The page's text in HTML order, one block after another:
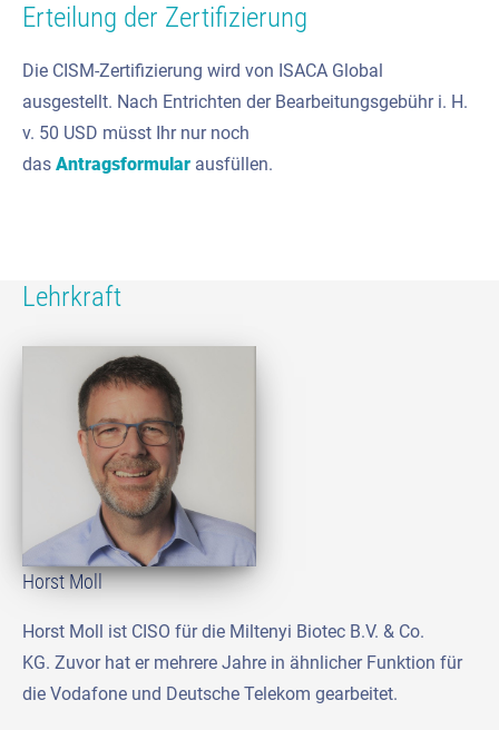
Erteilung der Zertifizierung
Die CISM-Zertifizierung wird von ISACA Global
ausgestellt. Nach Entrichten der Bearbeitungsgebühr i. H.
v. 50 USD müsst Ihr nur noch
das Antragsformular ausfüllen.
Lehrkraft
Horst Moll
Horst Moll ist CISO für die Miltenyi Biotec B.V. & Co.
KG. Zuvor hat er mehrere Jahre in ähnlicher Funktion für
die Vodafone und Deutsche Telekom gearbeitet.